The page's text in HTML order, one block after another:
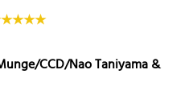
CCD/Nao Taniyama &